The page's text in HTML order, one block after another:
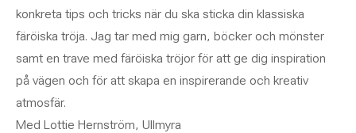
konkreta tips och tricks när du ska sticka din klassiska
färöiska tröja. Jag tar med mig garn, böcker och mönster
samt en trave med färöiska tröjor för att ge dig inspiration
på vägen och för att skapa en inspirerande och kreativ
atmosfär.
Med Lottie Hernström, Ullmyra